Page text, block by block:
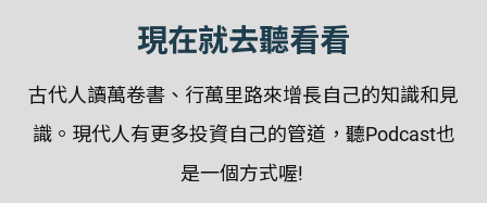
現在就去聽看看
古代人讀萬卷書、行萬里路來增長自己的知識和見
識。現代人有更多投資自己的管道，聽Podcast也
是一個方式喔!